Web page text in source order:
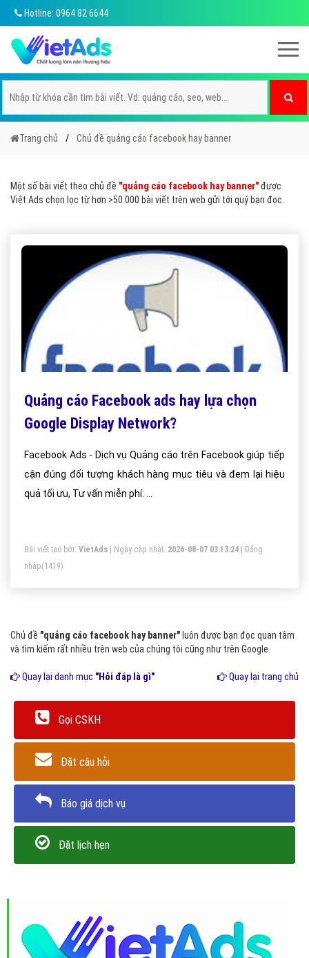
Hotline: 0964 82 6644
Trang chủ Chủ đề quảng cáo facebook hay banner
Một số bài viết theo chủ đề "quảng cáo facebook hay banner"được
Việt Ads chọn lọc từ hơn >50.000 bài viết trên web gửi tới quý bạn đọc.
Quảng cáo Facebook ads hay lựa chọn
Google Display Network?
Facebook Ads - Dịch vụ Quảng cáo trên Facebook giúp tiếp
cận đúng đối tượng khách hàng mục tiêu và đem lại hiệu
quả tối ưu, Tư vấn miễn phí: ...
Bài viết tạo bởi: VietAds | Ngày cập nhật: 2026-08-07 03:13:24
Đăng
nhập(1419)
Chủ đề "quảng cáo facebook hay banner" luôn được bạn đọc quan tâm
và tìm kiếm rất nhiều trên web của chúng tôi cũng như trên Google.
Quay lại danh mục "Hỏi đáp là gì" Quay lại trang chủ
Gọi CSKH
Đặt câu hỏi
Báo giá dịch vụ
Đặt lịch hẹn